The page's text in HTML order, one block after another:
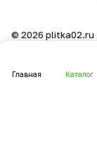
Главная Каталог
© 2026 plitka02.ru